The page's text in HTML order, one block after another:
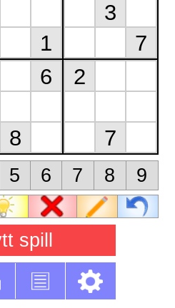
1
3
7
6
8
2
7
5 6 7 8 9
spill